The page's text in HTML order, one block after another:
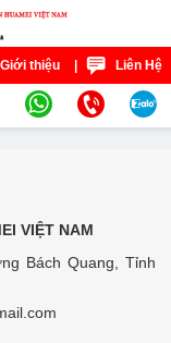
Giới thiệu Liên Hệ
VIỆT NAM
Bách Quang, Tỉnh